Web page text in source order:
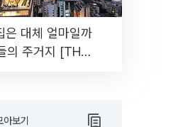
은 대체 얼마일까
의 주거지 [THE
보기